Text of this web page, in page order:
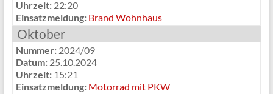
Uhrzeit:22:20
Einsatzmeldung: Brand Wohnhaus
Oktober
Nummer:2024/09
Datum:25.10.2024
Uhrzeit:15:21
Einsatzmeldung: Motorrad mit PKW